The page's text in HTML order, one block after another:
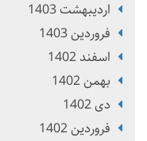
ارديبهشت 1403
فروردین 1403
اسفند 1402
بهمن 1402
دی 1402
فروردین 1402